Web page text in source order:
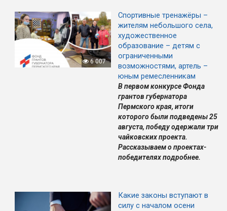
6 007
Спортивные тренажёры –
жителям небольшого села,
художественное
образование – детям с
ограниченными
возможностями, артель –
юным ремесленникам
В первом конкурсе Фонда
грантов губернатора
Пермского края, итоги
которого были подведены 25
августа, победу одержали три
чайковских проекта.
Рассказываем о проектах-
победителях подробнее.
Какие законы вступают в
силу с началом осени